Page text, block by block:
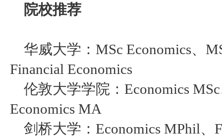
院校推荐
华威大学： MSc Economics、
Financial Economics
伦敦大学学院： Economics
Economics MA
剑桥大学： Economics MPhil、